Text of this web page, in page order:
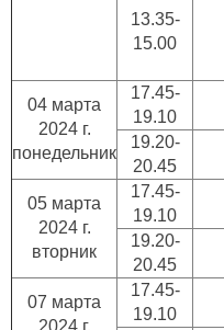
13.35-
15.00
04 марта
2024 г.
понедельник
17.45-
19.10
19.20-
20.45
05 марта
2024 г.
вторник
17.45-
19.10
19.20-
20.45
07 марта
17.45-
19.10